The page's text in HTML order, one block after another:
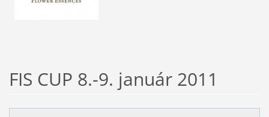
FIS CUP 8.-9. január 2011